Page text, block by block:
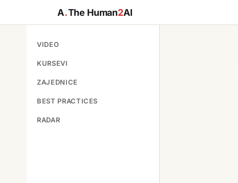
A.The Human2AI
VIDEO
KURSEVI
ZAJEDNICE
BEST PRACTICES
RADAR